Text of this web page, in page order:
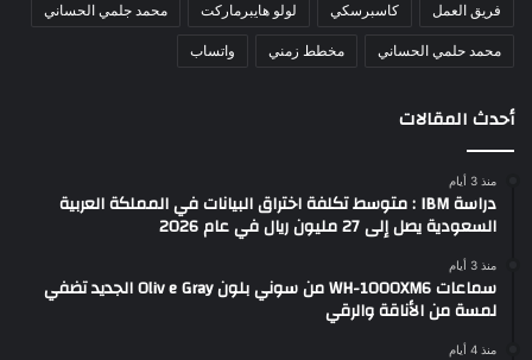
فريق العمل كاسبرسكي لولو هايبرماركت محمد جلمي الحساني
محمد حلمي الحساني مخطط زمني واتساب
أحدث المقالات
منذ 3 أيام
دراسة IBM : متوسط تكلفة اختراق البيانات في المملكة العربية
السعودية يصل إلى 27 مليون ريال في عام 2026
منذ 3 أيام
سماعات WH-1000XM6 من سوني بلون Oliv e Gray الجديد تضفي
لمسة من الأناقة والرقي
منذ 4 أيام